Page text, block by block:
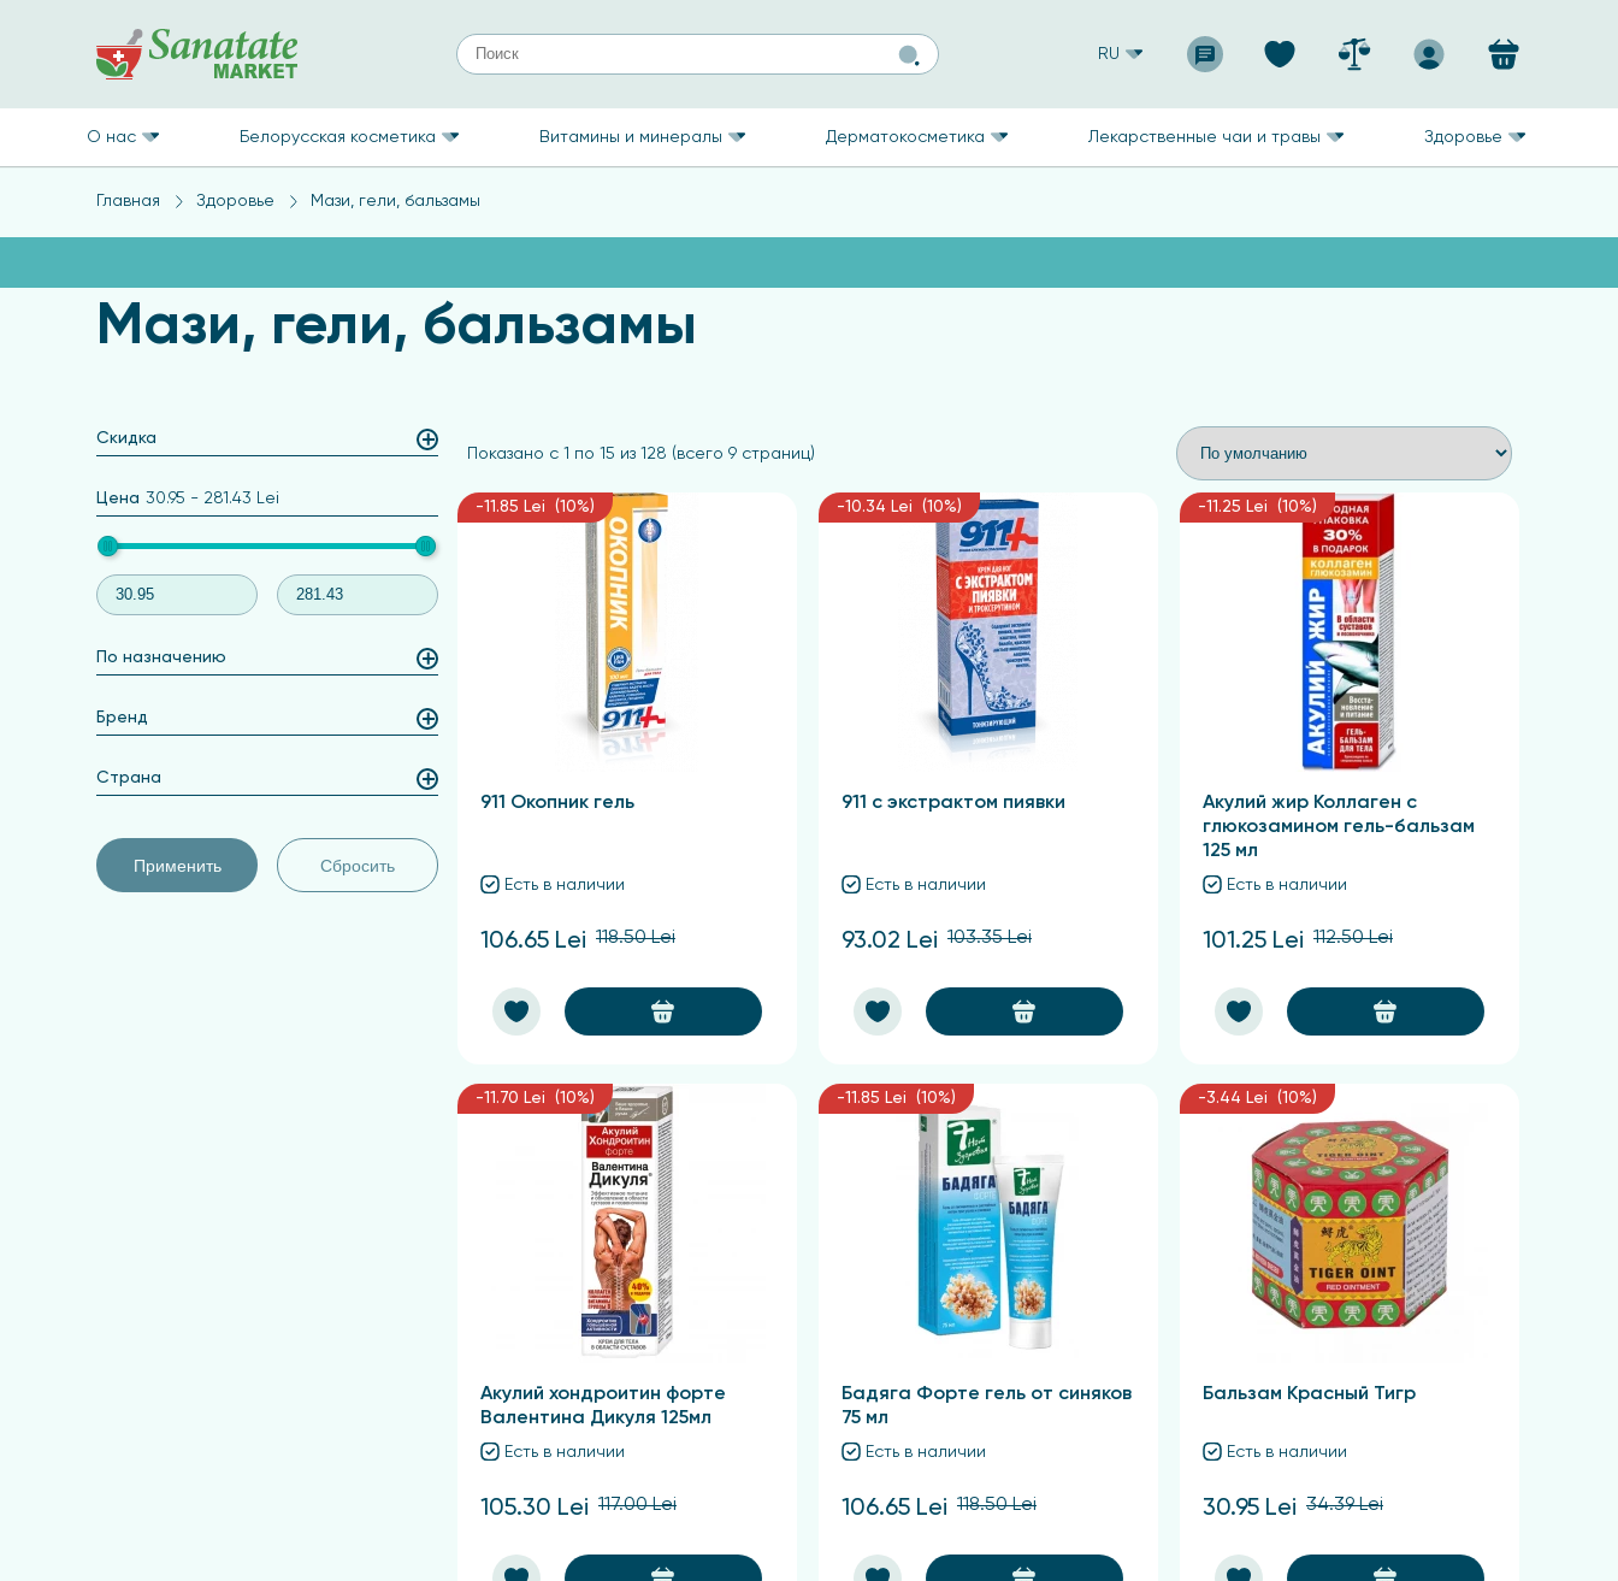
RU
О нас Белорусская косметика Витамины и минералы Дерматокосметика Лекарственные чаи и травы Здоровье
Главная Здоровье Мази, гели, бальзамы
Мази, гели, бальзамы
Скидка
30.95 - 281.43 Lei
Цена
По назначению
Бренд
Страна
Применить Сбросить
Показано с 1 по 15 из 128 (всего 9 страниц)
-11.85 Lei (10%)
911 Окопник гель
Есть в наличии
106.65 Lei 118.50 Lei
-10.34 Lei (10%)
911 с экстрактом пиявки
Есть в наличии
93.02 Lei 103.35 Lei
-11.25 Lei (10%)
Акулий жир Коллаген с
глюкозамином гель-бальзам
125 мл
Есть в наличии
101.25 Lei 112.50 Lei
-11.70 Lei (10%)
Акулий хондроитин форте
Валентина Дикуля 125мл
Есть в наличии
105.30 Lei 117.00 Lei
-11.85 Lei (10%)
Бадяга Форте гель от синяков
75 мл
Есть в наличии
106.65 Lei 118.50 Lei
-3.44 Lei (10%)
Бальзам Красный Тигр
Есть в наличии
30.95 Lei 34.39 Lei